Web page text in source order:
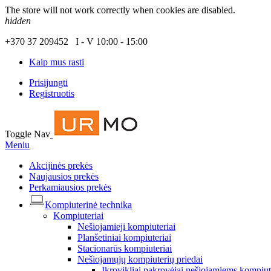
The store will not work correctly when cookies are disabled.
hidden
+370 37 209452 I - V 10:00 - 15:00
Kaip mus rasti
Prisijungti
Registruotis
Toggle Nav
Meniu
Akcijinės prekės
Naujausios prekės
Perkamiausios prekės
Kompiuterinė technika
Kompiuteriai
Nešiojamieji kompiuteriai
Planšetiniai kompiuteriai
Stacionarūs kompiuteriai
Nešiojamųjų kompiuterių priedai